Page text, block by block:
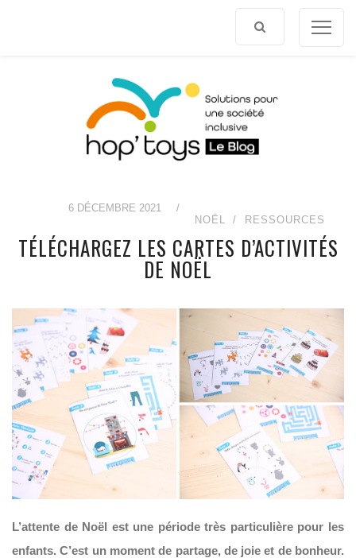
6 DÉCEMBRE 2021
/
NOËL
RESSOURCES
TÉLÉCHARGEZ LES CARTES D’ACTIVITÉS
DE NOËL
L’attente de Noël est une période très particulière pour les
enfants. C’est un moment de partage, de joie et de bonheur.